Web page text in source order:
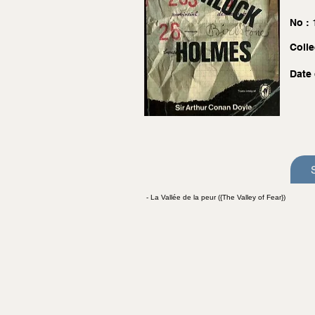
No :
- La Vallée de la peur ({The Valley of Fear})